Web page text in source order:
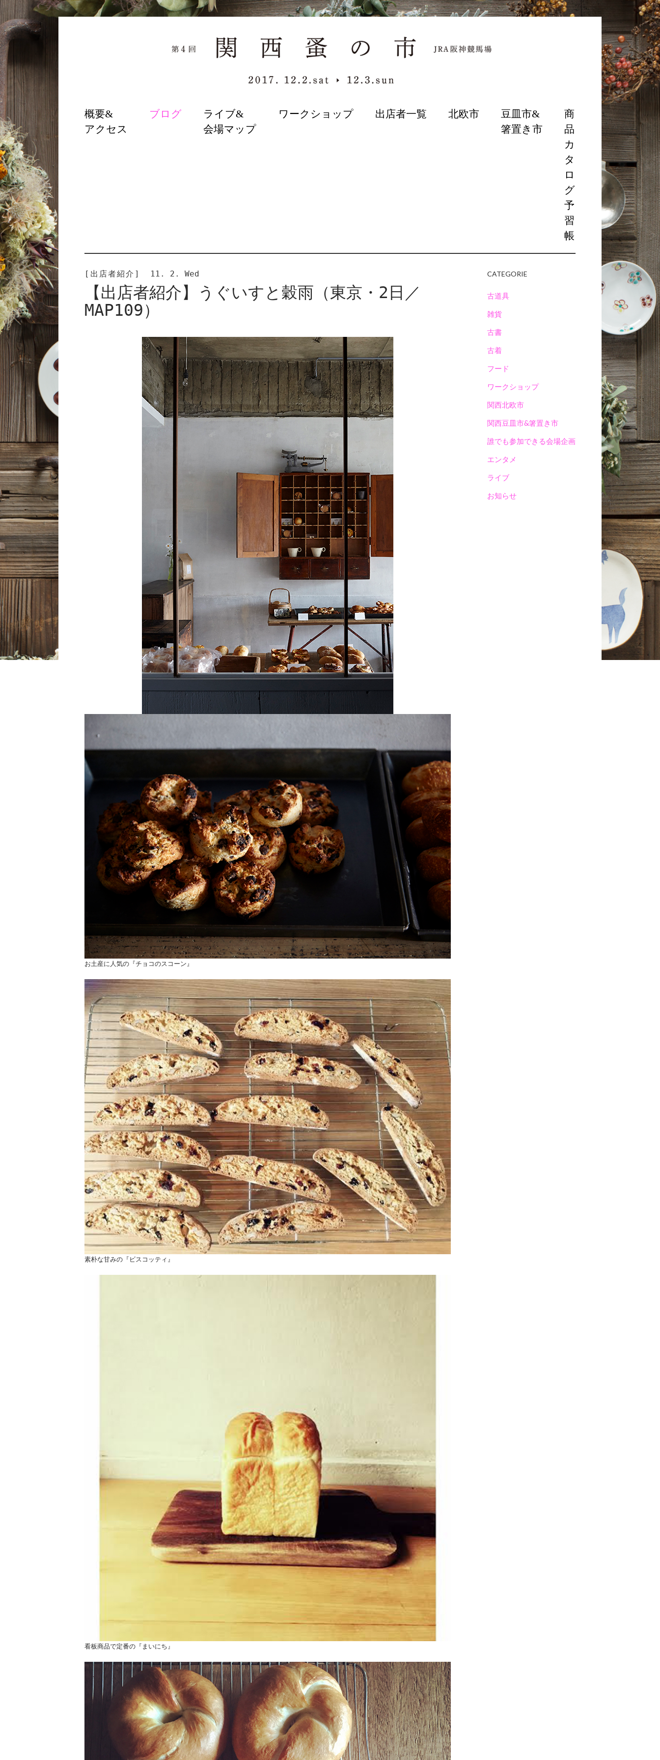
SKIP
TO
CONTENT
概要&
アクセス
ブログ
ライブ&
会場マップ
ワークショップ 出店者一覧 北欧市
豆皿市&
箸置き市
商
品
カ
タ
ロ
グ
予
習
帳
[出店者紹介] 11. 2. Wed
【出店者紹介】うぐいすと穀雨（東京・2日／
MAP109）
お土産に人気の『チョコのスコーン』
素朴な甘みの『ビスコッティ』
看板商品で定番の『まいにち』
CATEGORIE
古道具
雑貨
古書
古着
フード
ワークショップ
関西北欧市
関西豆皿市&箸置き市
誰でも参加できる会場企画
エンタメ
ライブ
お知らせ